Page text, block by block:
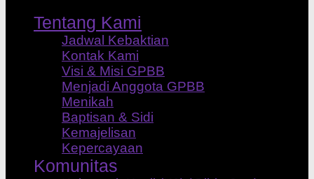
Tentang Kami
Jadwal Kebaktian
Kontak Kami
Visi & Misi GPBB
Menjadi Anggota GPBB
Menikah
Baptisan & Sidi
Kemajelisan
Kepercayaan
Komunitas